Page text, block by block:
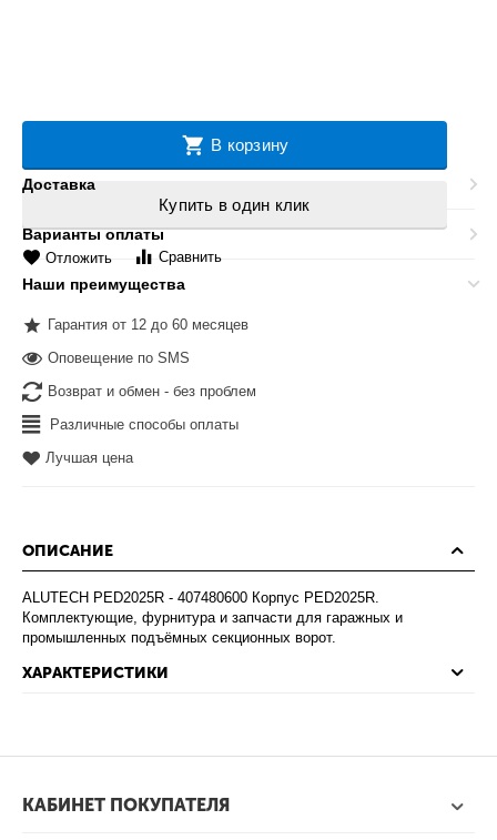
В корзину
Купить в один клик
Отложить Сравнить
Доставка
Варианты оплаты
Наши преимущества
Гарантия от 12 до 60 месяцев
Оповещение по SMS
Возврат и обмен - без проблем
Различные способы оплаты
Лучшая цена
ОПИСАНИЕ
ALUTECH PED2025R - 407480600 Корпус PED2025R.
Комплектующие, фурнитура и запчасти для гаражных и
промышленных подъёмных секционных ворот.
ХАРАКТЕРИСТИКИ
КАБИНЕТ ПОКУПАТЕЛЯ